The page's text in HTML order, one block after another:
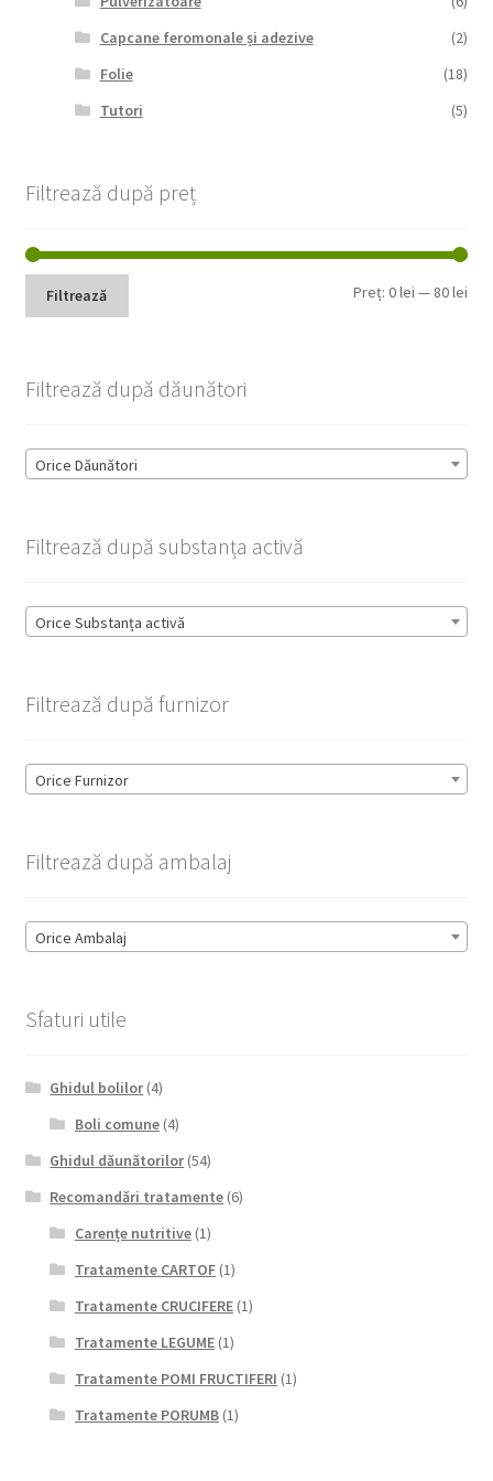
Capcane feromonale și adezive
(2)
Folie
(18)
Tutori
(5)
Filtrează după preț
Filtrează Preț:0 lei — 80 lei
Filtrează după dăunători
Orice Dăunători
Filtrează după substanța activă
Orice Substanța activă
Filtrează după furnizor
Orice Furnizor
Filtrează după ambalaj
Orice Ambalaj
Sfaturi utile
Ghidul bolilor(4)
Boli comune(4)
Ghidul dăunătorilor(54)
Recomandări tratamente (6)
Carențe nutritive(1)
Tratamente CARTOF(1)
Tratamente CRUCIFERE(1)
Tratamente LEGUME(1)
Tratamente POMI FRUCTIFERI (1)
Tratamente PORUMB(1)